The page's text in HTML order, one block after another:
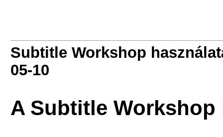
Subtitle Workshop
05-10
A Subtitle